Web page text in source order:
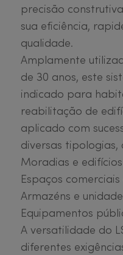
precisão
sua eficiência,
qualidade.
Amplamente
de 30 anos, este
indicado para
reabilitação de
aplicado com
diversas tipologias,
Moradias e
Espaços
Armazéns e
Equipamentos
A versatilidade do
diferentes